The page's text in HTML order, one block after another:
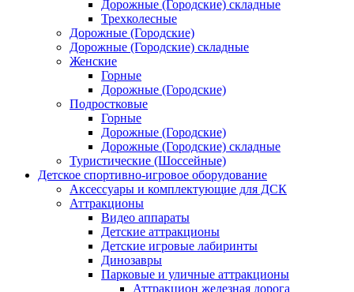
Дорожные (Городские) складные
Трехколесные
Дорожные (Городские)
Дорожные (Городские) складные
Женские
Горные
Дорожные (Городские)
Подростковые
Горные
Дорожные (Городские)
Дорожные (Городские) складные
Туристические (Шоссейные)
Детское спортивно-игровое оборудование
Аксессуары и комплектующие для ДСК
Аттракционы
Видео аппараты
Детские аттракционы
Детские игровые лабиринты
Динозавры
Парковые и уличные аттракционы
Аттракцион железная дорога